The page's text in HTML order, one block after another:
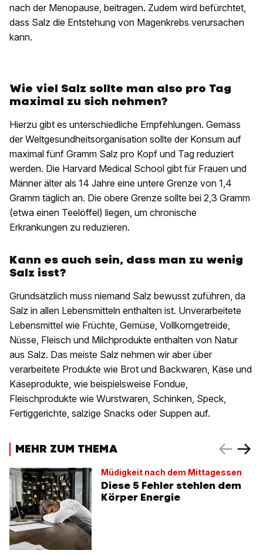
nach der Menopause, beitragen. Zudem wird befürchtet,
dass Salz die Entstehung von Magenkrebs verursachen
kann.
Wie viel Salz sollte man also pro Tag
maximal zu sich nehmen?
Hierzu gibt es unterschiedliche Empfehlungen. Gemäss
der Weltgesundheitsorganisation sollte der Konsum auf
maximal fünf Gramm Salz pro Kopf und Tag reduziert
werden. Die Harvard Medical School gibt für Frauen und
Männer älter als 14 Jahre eine untere Grenze von 1,4
Gramm täglich an. Die obere Grenze sollte bei 2,3 Gramm
(etwa einen Teelöffel) liegen, um chronische
Erkrankungen zu reduzieren.
Kann es auch sein, dass man zu wenig
Salz isst?
Grundsätzlich muss niemand Salz bewusst zuführen, da
Salz in allen Lebensmitteln enthalten ist. Unverarbeitete
Lebensmittel wie Früchte, Gemüse, Vollkorngetreide,
Nüsse, Fleisch und Milchprodukte enthalten von Natur
aus Salz. Das meiste Salz nehmen wir aber über
verarbeitete Produkte wie Brot und Backwaren, Käse und
Käseprodukte, wie beispielsweise Fondue,
Fleischprodukte wie Wurstwaren, Schinken, Speck,
Fertiggerichte, salzige Snacks oder Suppen auf.
MEHR ZUM THEMA
Müdigkeit nach dem Mittagessen
Diese 5 Fehler stehlen dem
Körper Energie